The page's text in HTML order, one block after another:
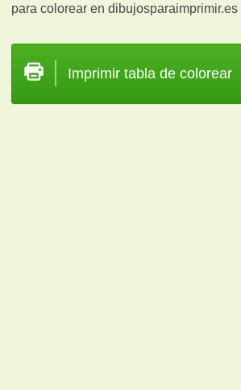
para colorear en dibujosparaimprimir.es
Imprimir tabla de colorear